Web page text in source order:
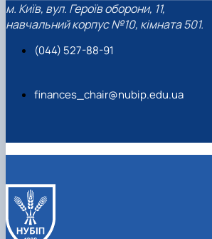
м. Київ, вул. Героїв оборони, 11,
навчальний корпус №10, кімната 501.
(044) 527-88-91
finances_chair@nubip.edu.ua